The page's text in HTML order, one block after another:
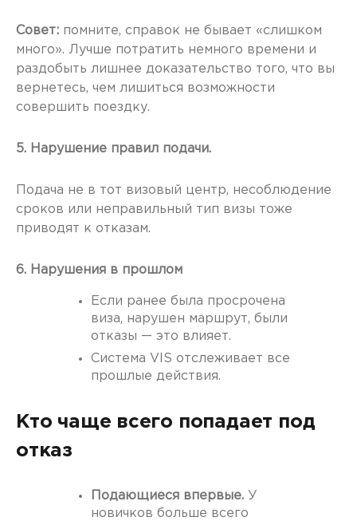
Совет: помните, справок не бывает «слишком
много». Лучше потратить немного времени и
раздобыть лишнее доказательство того, что вы
вернетесь, чем лишиться возможности
совершить поездку.
5. Нарушение правил подачи.
Подача не в тот визовый центр, несоблюдение
сроков или неправильный тип визы тоже
приводят к отказам.
6. Нарушения в прошлом
Если ранее была просрочена
виза, нарушен маршрут, были
отказы — это влияет.
Система VIS отслеживает все
прошлые действия.
Кто чаще всего попадает под
отказ
Подающиеся впервые. У
новичков больше всего